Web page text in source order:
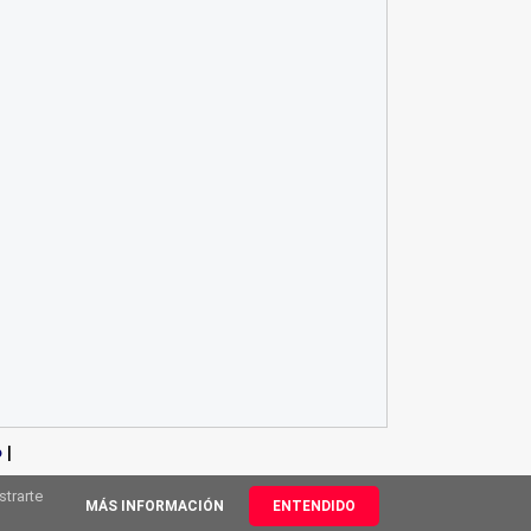
MÁS INFORMACIÓN ENTENDIDO